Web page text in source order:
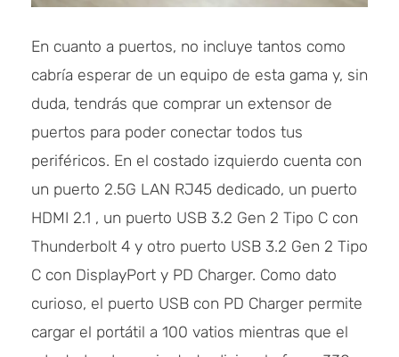
En cuanto a puertos, no incluye tantos como
cabría esperar de un equipo de esta gama y, sin
duda, tendrás que comprar un extensor de
puertos para poder conectar todos tus
periféricos. En el costado izquierdo cuenta con
un puerto 2.5G LAN RJ45 dedicado, un puerto
HDMI 2.1 , un puerto USB 3.2 Gen 2 Tipo C con
Thunderbolt 4 y otro puerto USB 3.2 Gen 2 Tipo
C con DisplayPort y PD Charger. Como dato
curioso, el puerto USB con PD Charger permite
cargar el portátil a 100 vatios mientras que el